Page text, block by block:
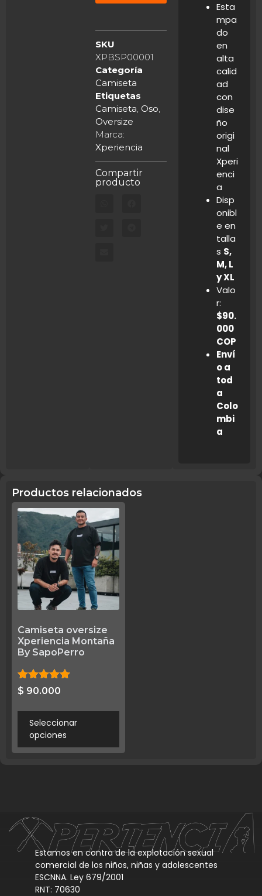
SKU
XPBSP00001
Categoría
Camiseta
Etiquetas
Camiseta, Oso,
Oversize
Marca:
Xperiencia
Compartir
producto
Esta
mpa
do
en
alta
calid
ad
con
dise
ño
origi
nal
Xperi
enci
a
Disp
onibl
e en
talla
s S,
M, L
y XL
Valo
r:
$90.
000
COP
Enví
o a
tod
a
Colo
mbi
a
Productos relacionados
Camiseta oversize
Xperiencia Montaña
By SapoPerro
Valorado
con
de 5
$ 90.000
Seleccionar
opciones
Estamos en contra de la explotación sexual
comercial de los niños, niñas y adolescentes
ESCNNA. Ley 679/2001
RNT: 70630